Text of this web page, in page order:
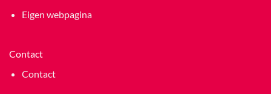
Eigen webpagina
Contact
Contact